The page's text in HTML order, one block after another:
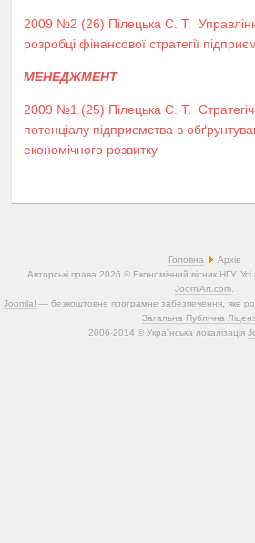
2009 №2 (26) Пілецька С. Т.
розробці фінансової стратегії
МЕНЕДЖМЕНТ
2009 №1 (25) Пілецька С. Т.
потенціалу підприємства в
економічного розвитку
Головна
Архів
Авторські права 2026 © Економічний вісник НГУ.
JoomlArt.com.
Joomla! — безкоштовне програмне забезпечення, яке
Загальна Публічна
2006-2014 © Українська локалізація